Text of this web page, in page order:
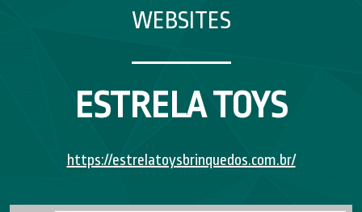
WEBSITES
ESTRELA TOYS
https://estrelatoysbrinquedos.com.br/